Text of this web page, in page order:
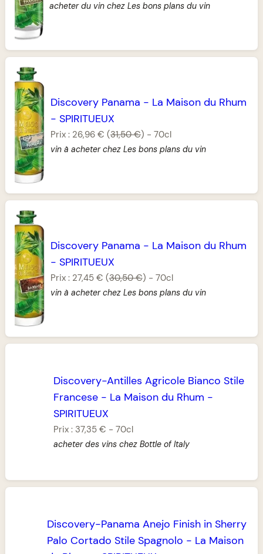
acheter du vin chez Les bons plans du vin
Discovery Panama - La Maison du Rhum
-SPIRITUEUX
Prix : 26,96 € (31,50 €) -70cl
vin à acheter chez Les bons plans du vin
Discovery Panama - La Maison du Rhum
- SPIRITUEUX
Prix : 27,45 € (30,50 €) - 70cl
vin à acheter chez Les bons plans du vin
Discovery-Antilles Agricole Bianco Stile
Francese - La Maison du Rhum -
SPIRITUEUX
Prix : 37,35 € -70cl
acheter des vins chez Bottle of Italy
Discovery-Panama Anejo Finish in Sherry
Palo Cortado Stile Spagnolo - La Maison